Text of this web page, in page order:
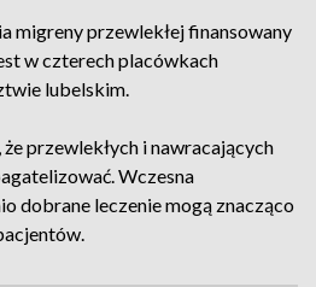
migreny przewlekłej finansowany
w czterech placówkach
lubelskim.
przewlekłych i nawracających
Wczesna
dobrane leczenie mogą znacząco